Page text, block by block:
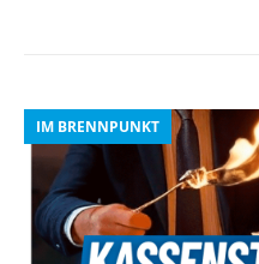
IM BRENNPUNKT